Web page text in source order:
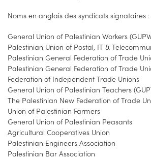
Noms en anglais des syndicats signataires :
General Union of Palestinian Workers
Palestinian Union of Postal, IT &
Palestinian General Federation of Trade
Palestinian General Federation of Trade
Federation of Independent Trade Unions
General Union of Palestinian Teachers
The Palestinian New Federation of Trade
Union of Palestinian Farmers
General Union of Palestinian Peasants
Agricultural Cooperatives Union
Palestinian Engineers Association
Palestinian Bar Association